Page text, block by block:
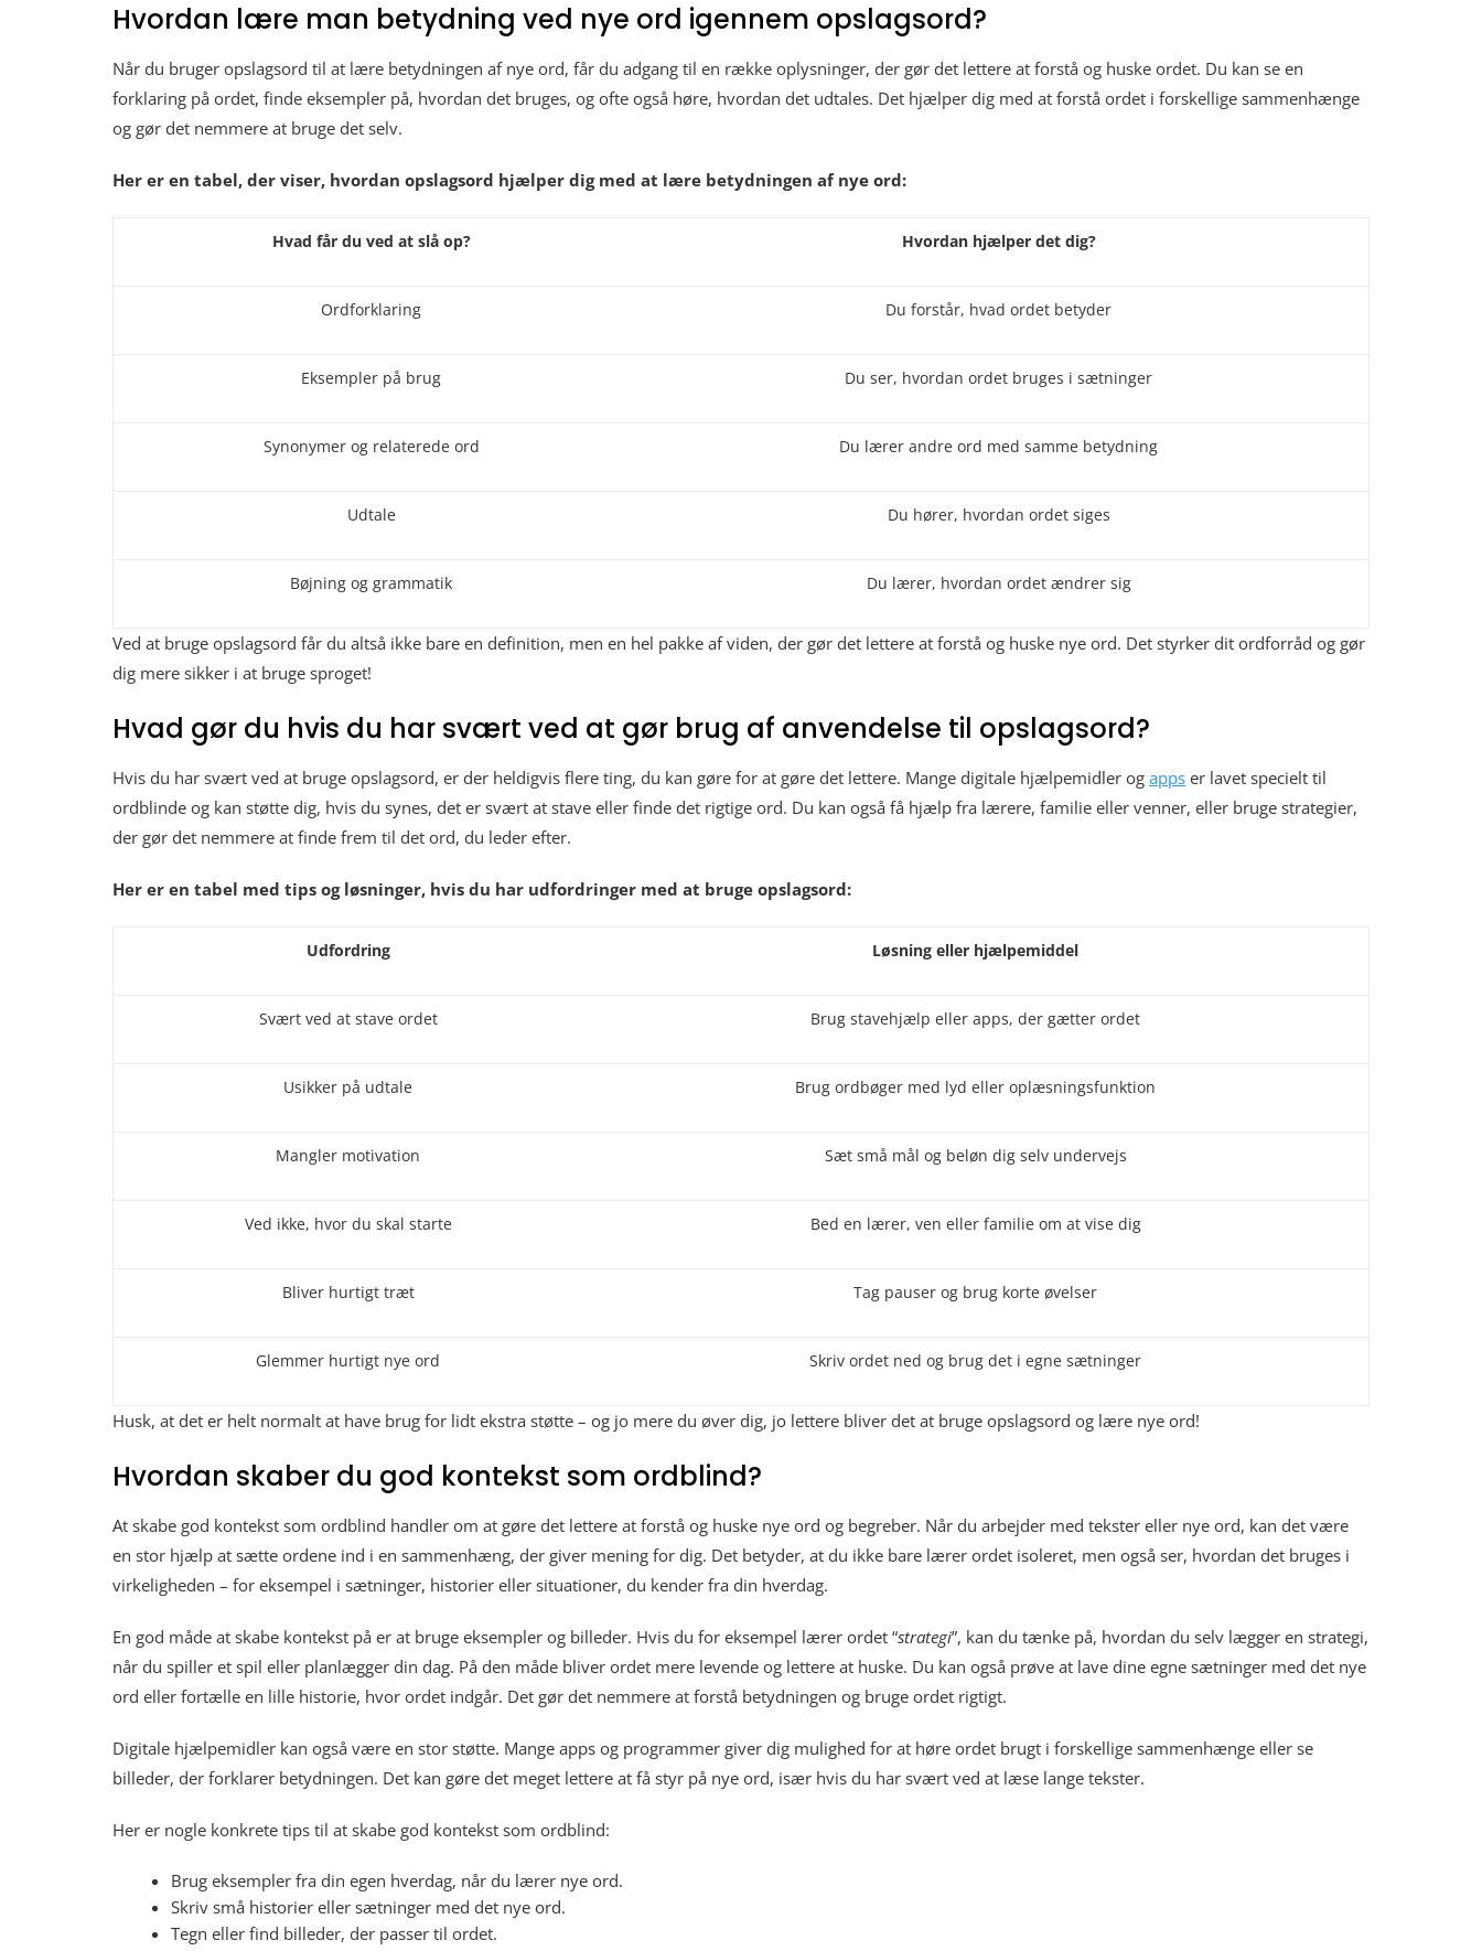
Hvordan lære man betydning ved nye ord igennem opslagsord?
Når du bruger opslagsord til at lære betydningen af nye ord, får du adgang til en række oplysninger, der gør det lettere at forstå og huske ordet. Du kan se en
forklaring på ordet, finde eksempler på, hvordan det bruges, og ofte også høre, hvordan det udtales. Det hjælper dig med at forstå ordet i forskellige sammenhænge
og gør det nemmere at bruge det selv.
Her er en tabel, der viser, hvordan opslagsord hjælper dig med at lære betydningen af nye ord:
Hvad får du ved at slå op? Hvordan hjælper det dig?
Ordforklaring Du forstår, hvad ordet betyder
Eksempler på brug Du ser, hvordan ordet bruges i sætninger
Synonymer og relaterede ord Du lærer andre ord med samme betydning
Udtale Du hører, hvordan ordet siges
Bøjning og grammatik Du lærer, hvordan ordet ændrer sig
Ved at bruge opslagsord får du altså ikke bare en definition, men en hel pakke af viden, der gør det lettere at forstå og huske nye ord. Det styrker dit ordforråd og gør
dig mere sikker i at bruge sproget!
Hvad gør du hvis du har svært ved at gør brug af anvendelse til opslagsord?
Hvis du har svært ved at bruge opslagsord, er der heldigvis flere ting, du kan gøre for at gøre det lettere. Mange digitale hjælpemidler og apps er lavet specielt til
ordblinde og kan støtte dig, hvis du synes, det er svært at stave eller finde det rigtige ord. Du kan også få hjælp fra lærere, familie eller venner, eller bruge strategier,
der gør det nemmere at finde frem til det ord, du leder efter.
Her er en tabel med tips og løsninger, hvis du har udfordringer med at bruge opslagsord:
Udfordring Løsning eller hjælpemiddel
Svært ved at stave ordet Brug stavehjælp eller apps, der gætter ordet
Usikker på udtale Brug ordbøger med lyd eller oplæsningsfunktion
Mangler motivation Sæt små mål og beløn dig selv undervejs
Ved ikke, hvor du skal starte Bed en lærer, ven eller familie om at vise dig
Bliver hurtigt træt Tag pauser og brug korte øvelser
Glemmer hurtigt nye ord Skriv ordet ned og brug det i egne sætninger
Husk, at det er helt normalt at have brug for lidt ekstra støtte – og jo mere du øver dig, jo lettere bliver det at bruge opslagsord og lære nye ord!
Hvordan skaber du god kontekst som ordblind?
At skabe god kontekst som ordblind handler om at gøre det lettere at forstå og huske nye ord og begreber. Når du arbejder med tekster eller nye ord, kan det være
en stor hjælp at sætte ordene ind i en sammenhæng, der giver mening for dig. Det betyder, at du ikke bare lærer ordet isoleret, men også ser, hvordan det bruges i
virkeligheden – for eksempel i sætninger, historier eller situationer, du kender fra din hverdag.
En god måde at skabe kontekst på er at bruge eksempler og billeder. Hvis du for eksempel lærer ordet “strategi”, kan du tænke på, hvordan du selv lægger en strategi,
når du spiller et spil eller planlægger din dag. På den måde bliver ordet mere levende og lettere at huske. Du kan også prøve at lave dine egne sætninger med det nye
ord eller fortælle en lille historie, hvor ordet indgår. Det gør det nemmere at forstå betydningen og bruge ordet rigtigt.
Digitale hjælpemidler kan også være en stor støtte. Mange apps og programmer giver dig mulighed for at høre ordet brugt i forskellige sammenhænge eller se
billeder, der forklarer betydningen. Det kan gøre det meget lettere at få styr på nye ord, især hvis du har svært ved at læse lange tekster.
Her er nogle konkrete tips til at skabe god kontekst som ordblind:
Brug eksempler fra din egen hverdag, når du lærer nye ord.
Skriv små historier eller sætninger med det nye ord.
Tegn eller find billeder, der passer til ordet.